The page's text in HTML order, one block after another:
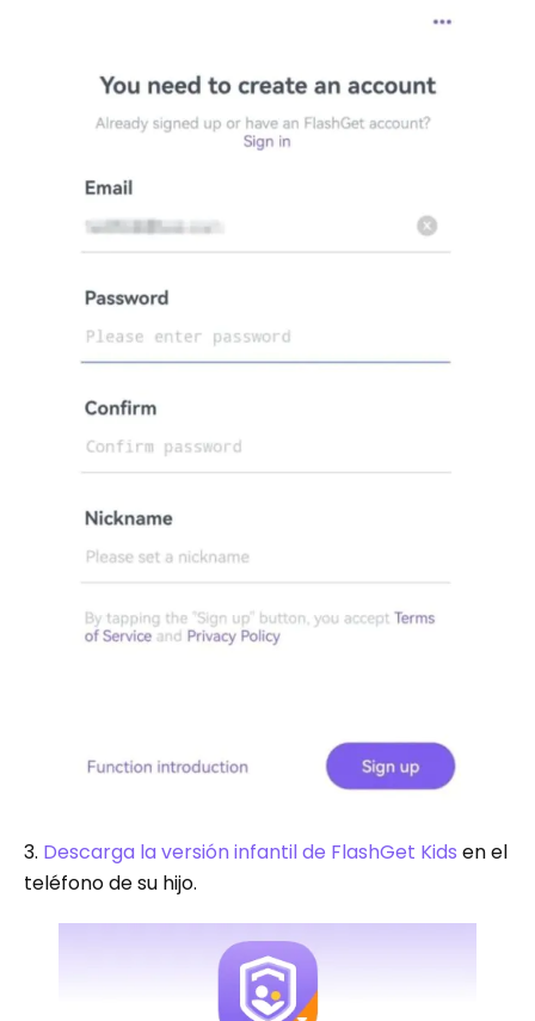
3. Descarga la versión infantil de FlashGet Kids en el
teléfono de su hijo.